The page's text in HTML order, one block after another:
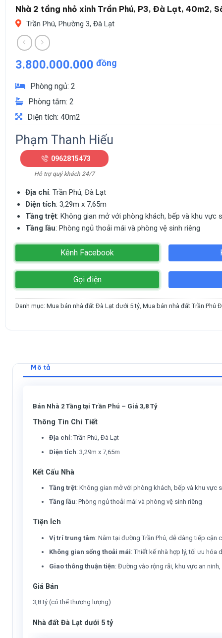
Nhà 2 tầng nhỏ xinh Trần Phú, P3, Đà Lạt, 40m2,
Trần Phú, Phường 3, Đà Lạt
3.800.000.000 đồng
Phòng ngủ: 2
Phòng tắm: 2
Diện tích: 40m2
Phạm Thanh Hiếu
0962815473
Hỗ trợ quý khách 24/7
Địa chỉ: Trần Phú, Đà Lạt
Diện tích: 3,29m x 7,65m
Tầng trệt: Không gian mở với phòng khách, bếp và khu vực
Tầng lầu: Phòng ngủ thoải mái và phòng vệ sinh riêng
Kênh Facebook
Gọi điện
Danh mục:Mua bán nhà đất Đà Lạt dưới 5 tỷ ,Mua bán nhà đất Trần Phú
Mô tả
Bán Nhà 2 Tầng tại Trần Phú – Giá 3,8 Tỷ
Thông Tin Chi Tiết
Địa chỉ: Trần Phú, Đà Lạt
Diện tích: 3,29m x 7,65m
Kết Cấu Nhà
Tầng trệt: Không gian mở với phòng khách, bếp và khu vực
Tầng lầu: Phòng ngủ thoải mái và phòng vệ sinh riêng
Tiện Ích
Vị trí trung tâm: Nằm tại đường Trần Phú, dễ dàng tiếp cận
Không gian sống thoải mái: Thiết kế nhà hợp lý, tối ưu
Giao thông thuận tiện: Đường vào rộng rãi, khu vực an
Giá Bán
3,8 tỷ (có thể thương lượng)
Nhà đất Đà Lạt dưới 5 tỷ